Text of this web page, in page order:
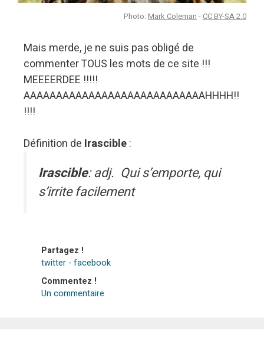
Photo: Mark Coleman - CC BY-SA 2.0
Mais merde, je ne suis pas obligé de
commenter TOUS les mots de ce site !!!
MEEEERDEE !!!!!
AAAAAAAAAAAAAAAAAAAAAAAAAAAAHHHH!!
!!!!
Définition de Irascible:
Irascible: adj. Qui s’emporte, qui
s’irrite facilement
Partagez !
twitter - facebook
Commentez !
Un commentaire